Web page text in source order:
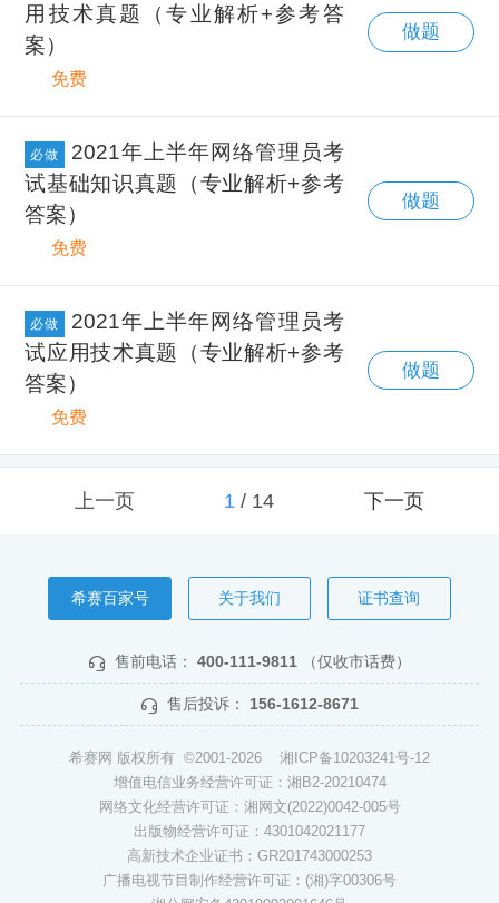
用技术真题（专业解析+参考答
案）
免费
做题
必做
2021年上半年网络管理员考
试基础知识真题（专业解析+参考
答案）
免费
做题
必做
2021年上半年网络管理员考
试应用技术真题（专业解析+参考
答案）
免费
做题
上一页 1/ 14 下一页
希赛百家号 关于我们 证书查询
售前电话： 400-111-9811 （仅收市话费）
售后投诉： 156-1612-8671
希赛网 版权所有 ©2001-2026 湘ICP备10203241号-12
增值电信业务经营许可证：湘B2-20210474
网络文化经营许可证：湘网文(2022)0042-005号
出版物经营许可证：4301042021177
高新技术企业证书：GR201743000253
广播电视节目制作经营许可证：(湘)字00306号